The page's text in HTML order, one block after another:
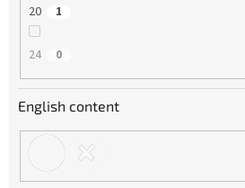
20 1
24 0
English content